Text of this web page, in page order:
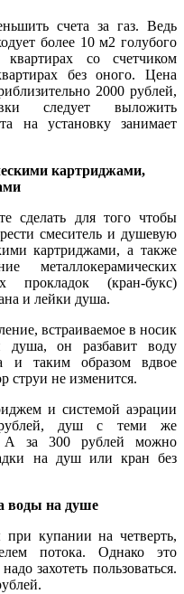
счета за газ. Ведь
более 10 м2 голубого
со счетчиком
без оного. Цена
2000 рублей,
следует выложить
на установку занимает
картриджами,
сделать для того чтобы
смеситель и душевую
картриджами, а также
металлокерамических
прокладок (кран-букс)
и лейки душа.
встраиваемое в носик
он разбавит воду
и таким образом вдвое
струи не изменится.
и системой аэрации
душ с теми же
А за 300 рублей можно
на душ или кран без
воды на душе
купании на четверть,
потока. Однако это
захотеть пользоваться.